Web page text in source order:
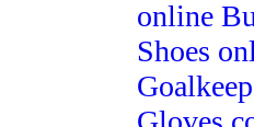
online
Shoes